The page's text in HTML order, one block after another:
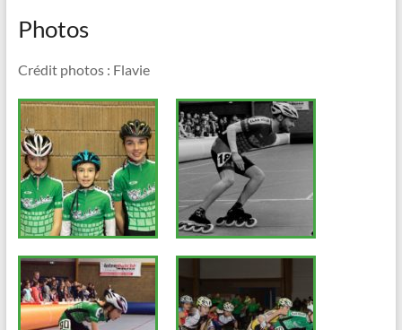
Photos
Crédit photos : Flavie